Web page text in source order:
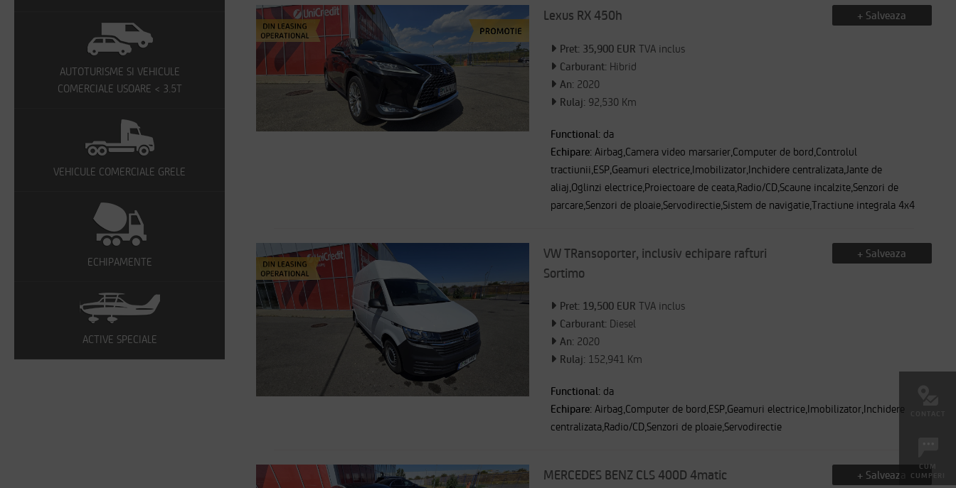
AUTOTURISME SI VEHICULE
COMERCIALE USOARE < 3.5T
VEHICULE COMERCIALE GRELE
ECHIPAMENTE
ACTIVE SPECIALE
CRITERII SELECTATE:0 NUMAR DE REZULTATE:
Reseteaza filtrele FILTREAZA
Lexus RX 450h + Salveaza
Pret: 35,900 EUR TVA inclus
Carburant: Hibrid
An: 2020
Rulaj: 92,530 Km
Functional: da
Echipare:Airbag,Camera video marsarier,Computer de bord,Controlul
tractiunii,ESP,Geamuri electrice,Imobilizator,Inchidere centralizata,Jante de
aliaj,Oglinzi electrice,Proiectoare de ceata,Radio/CD,Scaune incalzite,Senzori de
parcare,Senzori de ploaie,Servodirectie,Sistem de navigatie,Tractiune integrala 4x4
VW TRansoporter, inclusiv echipare rafturi
Sortimo
+ Salveaza
Pret: 19,500 EUR TVA inclus
Carburant: Diesel
An: 2020
Rulaj: 152,941 Km
Functional: da
Echipare:Airbag,Computer de bord,ESP,Geamuri electrice,Imobilizator,Inchidere
centralizata,Radio/CD,Senzori de ploaie,Servodirectie
MERCEDES BENZ CLS 400D 4matic + Salveaza
CUM
CUMPERI